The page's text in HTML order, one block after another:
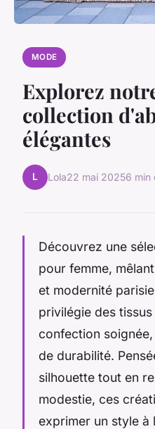
MODE
Explorez
collection
élégantes
L Lola22 mai 20256 min
Découvrez une
pour femme,
et modernité
privilégie des
confection
de durabilité.
silhouette tout en
modestie, ces
exprimer un style à